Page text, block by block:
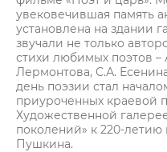
увековечившая память
установлена на здании
звучали не только
стихи любимых поэтов
Лермонтова, С.А.
день поэзии стал
приуроченных краевой
Художественной
поколений» к 220-летию
Пушкина.